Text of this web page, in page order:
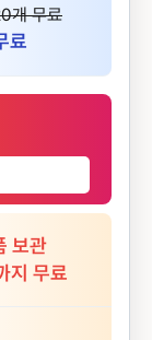
개 무료
료
보관
지 무료